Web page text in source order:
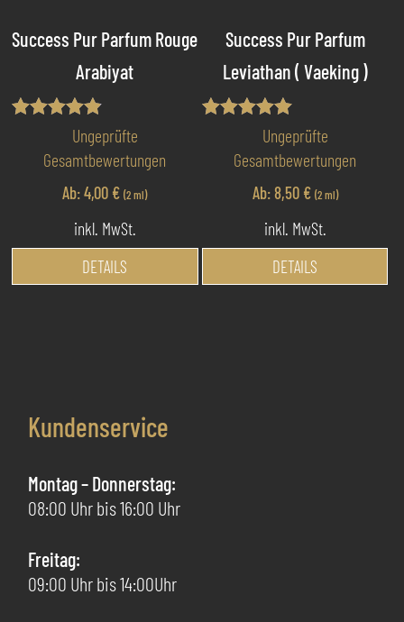
Produktseite
gewählt
werden
Success Pur Parfum Rouge
Arabiyat
Bewertet
4.80
Ungeprüfte
Gesamtbewertungen
Ab:4,00 € (2 ml)
inkl. MwSt.
DETAILS
Produkt
Success Pur Parfum
Leviathan ( Vaeking )
Bewertet mit
von 5
Ungeprüfte
Gesamtbewertungen
Ab: 8,50 € (2 ml)
inkl. MwSt.
DETAILS
Kundenservice
Montag – Donnerstag:
08:00 Uhr bis 16:00 Uhr
Freitag:
09:00 Uhr bis 14:00Uhr